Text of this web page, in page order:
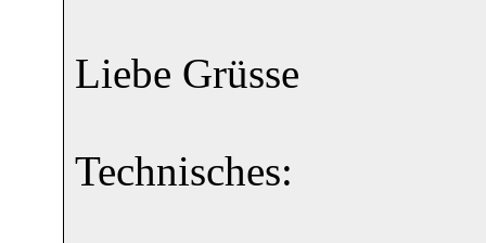
Liebe Grüsse
Technisches: